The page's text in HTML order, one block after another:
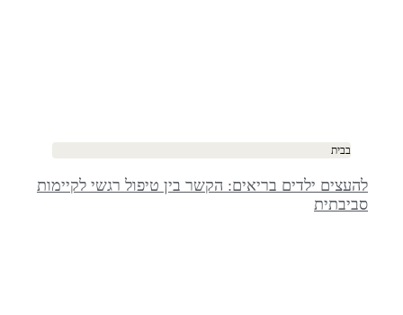
בבית
להעצים ילדים בריאים: הקשר בין טיפול רגשי לקיימות
סביבתית​